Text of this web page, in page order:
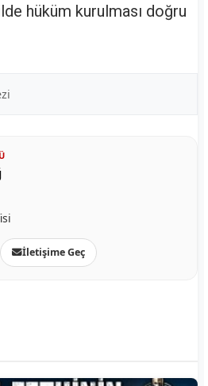
hüküm kurulması doğru
İletişime Geç